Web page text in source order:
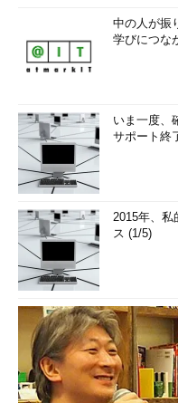
中の人が振
学びにつな
いま一度、
サポート終
2015年、私
ス (1/5)